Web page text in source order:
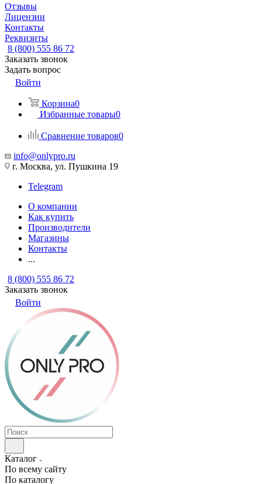
Отзывы
Лицензии
Контакты
Реквизиты
8 (800) 555 86 72
Заказать звонок
Задать вопрос
Войти
Корзина0
Избранные товары0
Сравнение товаров0
info@onlypro.ru
г. Москва, ул. Пушкина 19
Telegram
О компании
Как купить
Производители
Магазины
Контакты
...
8 (800) 555 86 72
Заказать звонок
Войти
Каталог
По всему сайту
По каталогу